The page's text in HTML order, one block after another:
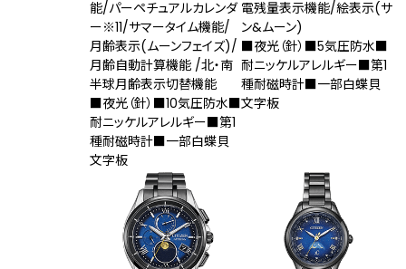
能/パーペチュアルカレンダ
ー※11/サマータイム機能/
月齢表示(ムーンフェイズ)/
月齢自動計算機能 /北・南
半球月齢表示切替機能
■夜光（針）■10気圧防水■
耐ニッケルアレルギー■第1
種耐磁時計■一部白蝶貝
文字板
電残量表示機能/絵表示(サ
ン&ムーン)
■夜光（針）■5気圧防水■
耐ニッケルアレルギー■第1
種耐磁時計■一部白蝶貝
文字板